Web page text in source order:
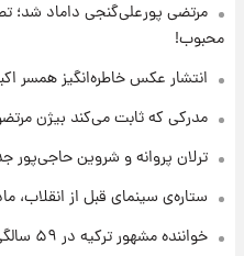
فال روزانه واقعی
۱ روز پیش
مرتضی پورعلی‌گنجی داماد شد؛
محبوب!
انتشار عکس خاطره‌انگیز همسر
مدرکی که ثابت می‌کند بیژن
ترلان پروانه و شروین حاجی‌پور
ستاره‌ی سینمای قبل از انقلاب،
خواننده مشهور ترکیه در ۵۹ سالگی درگذشت